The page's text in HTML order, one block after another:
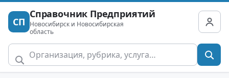
СП
Справочник Предприятий
Новосибирск и Новосибирская
область